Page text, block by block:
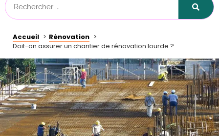
Astuces/DIY
Tendance Travaux
Kit partenaire
À propos
Contact
Mode sombre
Accueil
Rénovation
Doit-on assurer un chantier de rénovation lourde ?